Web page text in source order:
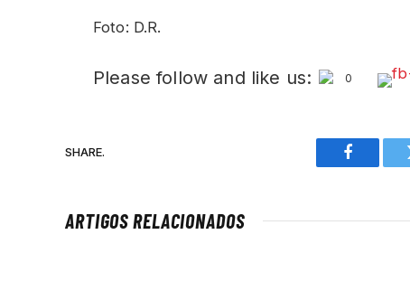
Foto: D.R.
Please follow and like us: 0
SHARE.
Facebook
ARTIGOS RELACIONADOS